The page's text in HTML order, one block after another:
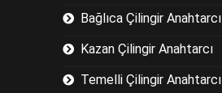
Bağlıca Çilingir Anahtarcı
Kazan Çilingir Anahtarcı
Temelli Çilingir Anahtarcı